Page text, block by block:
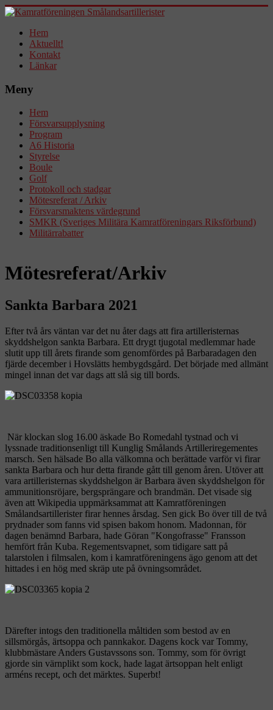
Hem
Aktuellt!
Kontakt
Länkar
Meny
Hem
Försvarsupplysning
Program
A6 Historia
Styrelse
Boule
Golf
Protokoll och stadgar
Mötesreferat / Arkiv
Försvarsmaktens värdegrund
SMKR (Sveriges Militära Kamratföreningars Riksförbund)
Militärrabatter
Mötesreferat/Arkiv
Sankta Barbara 2021
Efter två års väntan var det nu åter dags att fira artilleristernas
skyddshelgon sankta Barbara. Ett drygt tjugotal medlemmar hade
slutit upp till årets firande som genomfördes på Barbaradagen den
fjärde december i Hovslätts hembygdsgård. Det började med allmänt
mingel innan det var dags att slå sig till bords.
När klockan slog 16.00 äskade Bo Romedahl tystnad och vi
lyssnade traditionsenligt till Kunglig Smålands Artilleriregementes
marsch. Sen hälsade Bo alla välkomna och berättade varför vi firar
sankta Barbara och hur detta firande gått till genom åren. Utöver att
vara artilleristernas skyddshelgon är Barbara även skyddshelgon för
ammunitionsröjare, bergsprängare och brandmän. Det visade sig
även att Wikipedia uppmärksammat att Kamratföreningen
Smålandsartillerister firar hennes årsdag. Sen gick Bo över till de två
prydnader som fanns vid spisen bakom honom. Madonnan, för
dagen benämnd Barbara, hade Göran "Kongofrasse" Fransson
hemfört från Kuba. Regementsvapnet, som tidigare satt på
talarstolen i filmsalen, kom i kamratföreningens ägo genom att det
hittades i en hög med skräp ute på övningsområdet.
Därefter intogs den traditionella måltiden som bestod av en
sillsmörgås, ärtsoppa och pannkakor. Dagens kock var Tommy,
klubbmästare Anders Gustavssons son. Tommy, som för övrigt
gjorde sin värnplikt som kock, hade lagat ärtsoppan helt enligt
arméns recept, och det märktes. Superbt!